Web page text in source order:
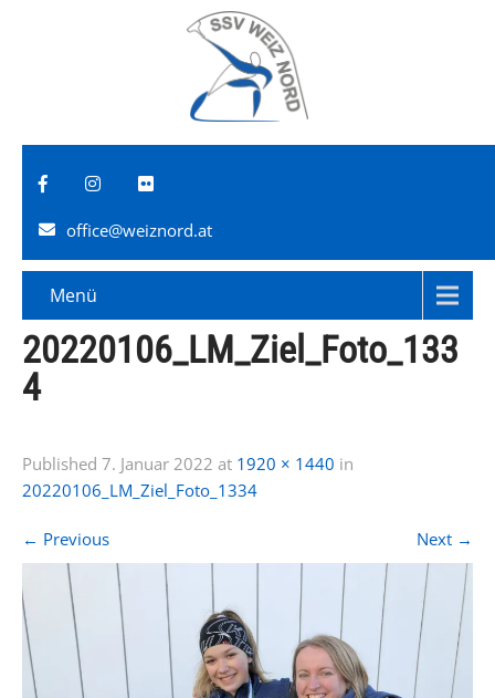
office@weiznord.at
Menü
20220106_LM_Ziel_Foto_133
4
Published 7. Januar 2022 at 1920 × 1440 in
20220106_LM_Ziel_Foto_1334
← Previous Next →